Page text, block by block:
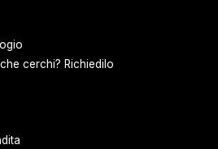
cerchi? Richiedilo